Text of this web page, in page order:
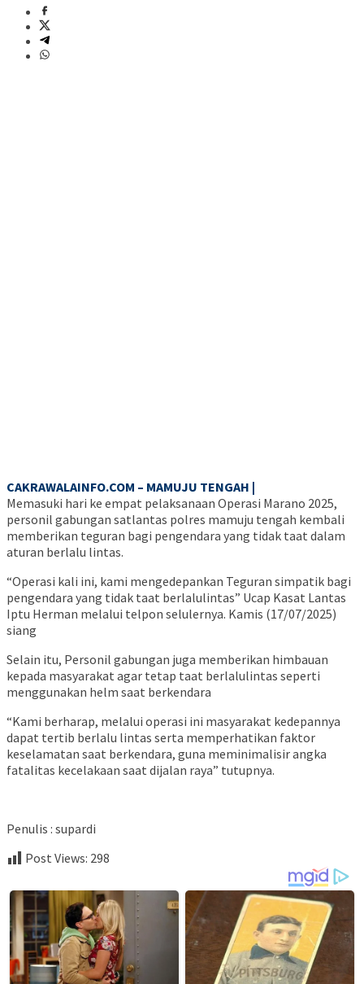
CAKRAWALAINFO.COM – MAMUJU TENGAH |
Memasuki hari ke empat pelaksanaan Operasi Marano 2025,
personil gabungan satlantas polres mamuju tengah kembali
memberikan teguran bagi pengendara yang tidak taat dalam
aturan berlalu lintas.
“Operasi kali ini, kami mengedepankan Teguran simpatik bagi
pengendara yang tidak taat berlalulintas” Ucap Kasat Lantas
Iptu Herman melalui telpon selulernya. Kamis (17/07/2025)
siang
Selain itu, Personil gabungan juga memberikan himbauan
kepada masyarakat agar tetap taat berlalulintas seperti
menggunakan helm saat berkendara
“Kami berharap, melalui operasi ini masyarakat kedepannya
dapat tertib berlalu lintas serta memperhatikan faktor
keselamatan saat berkendara, guna meminimalisir angka
fatalitas kecelakaan saat dijalan raya” tutupnya.
Penulis : supardi
Post Views: 298